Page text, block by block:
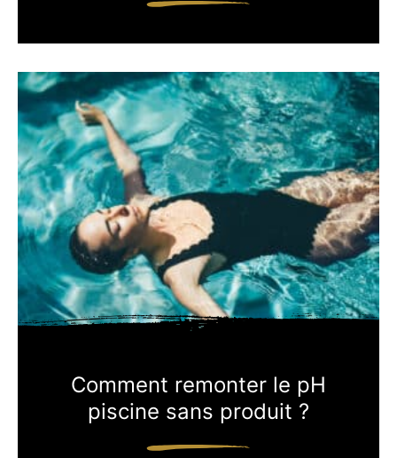
Comment remonter le pH
piscine sans produit ?